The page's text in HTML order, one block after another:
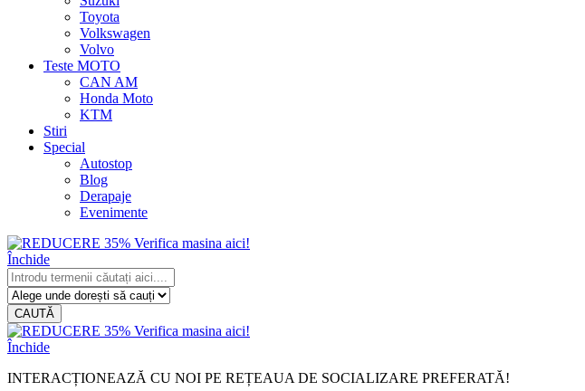
Toyota
Volkswagen
Volvo
Teste MOTO
CAN AM
Honda Moto
KTM
Stiri
Special
Autostop
Blog
Derapaje
Evenimente
Închide
CAUTĂ
Închide
INTERACȚIONEAZĂ CU NOI PE REȚEAUA DE SOCIALIZARE PREFERATĂ!